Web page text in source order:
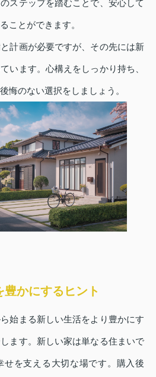
ステップを踏むことで、安心して
ことができます。
計画が必要ですが、その先には新
います。心構えをしっかり持ち、
悔のない選択をしましょう。
かにするヒント
始まる新しい生活をより豊かにす
ます。新しい家は単なる住まいで
せを支える大切な場です。購入後